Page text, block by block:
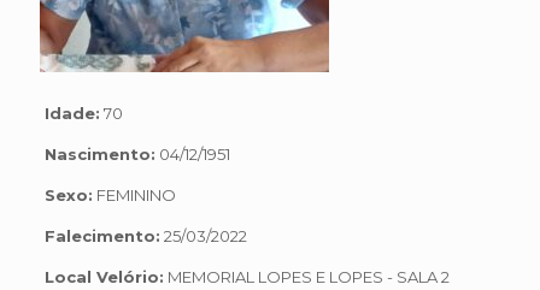
Idade: 70
Nascimento: 04/12/1951
Sexo: FEMININO
Falecimento: 25/03/2022
Local Velório: MEMORIAL LOPES E LOPES - SALA 2